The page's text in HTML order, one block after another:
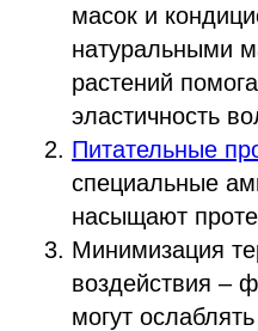
масок и
натуральными
растений
эластичность
Питательные
специальные
насыщают
Минимизация
воздействия –
могут